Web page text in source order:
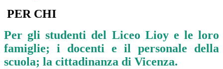
PER CHI
Per gli studenti del Liceo Lioy e le loro
famiglie; i docenti e il personale della
scuola; la cittadinanza di Vicenza.